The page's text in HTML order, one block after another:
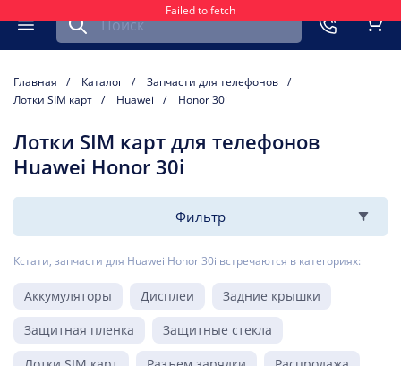
Failed to fetch
Меню
Найти запчасть для мобильного устройства
Главная Каталог
Запчасти для телефонов
Лотки SIM карт
Huawei Honor 30i
Лотки SIM карт для телефонов
Huawei Honor 30i
Фильтр
Кстати, запчасти для Huawei Honor 30i встречаются в категориях:
Аккумуляторы Дисплеи
Задние крышки
Защитная пленка
Защитные стекла